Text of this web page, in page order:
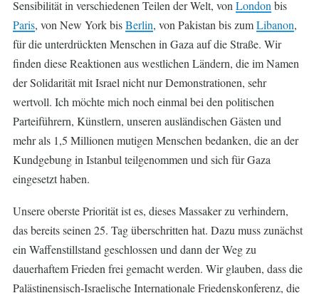
Sensibilität in verschiedenen Teilen der Welt, von London bis
Paris, von New York bisBerlin, von Pakistan bis zumLibanon,
für die unterdrückten Menschen in Gaza auf die Straße. Wir
finden diese Reaktionen aus westlichen Ländern, die im Namen
der Solidarität mit Israel nicht nur Demonstrationen, sehr
wertvoll. Ich möchte mich noch einmal bei den politischen
Parteiführern, Künstlern, unseren ausländischen Gästen und
mehr als 1,5 Millionen mutigen Menschen bedanken, die an der
Kundgebung in Istanbul teilgenommen und sich für Gaza
eingesetzt haben.
Unsere oberste Priorität ist es, dieses Massaker zu verhindern,
das bereits seinen 25. Tag überschritten hat. Dazu muss zunächst
ein Waffenstillstand geschlossen und dann der Weg zu
dauerhaftem Frieden frei gemacht werden. Wir glauben, dass die
Palästinensisch-Israelische Internationale Friedenskonferenz, die